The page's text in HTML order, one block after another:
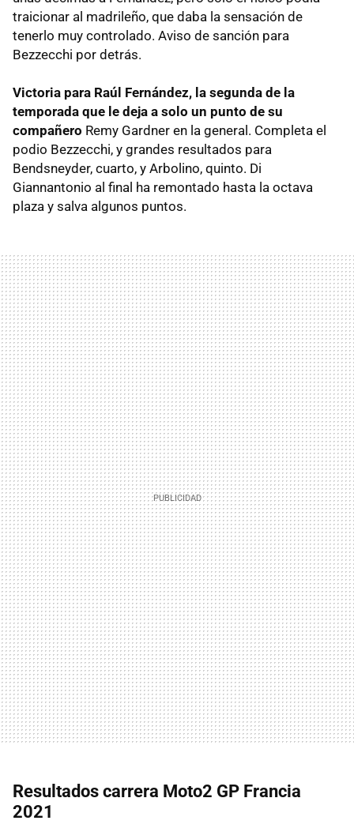
traicionar al madrileño, que daba la sensación de
tenerlo muy controlado. Aviso de sanción para
Bezzecchi por detrás.
Victoria para Raúl Fernández, la segunda de la
temporada que le deja a solo un punto de su
compañero Remy Gardner en la general. Completa el
podio Bezzecchi, y grandes resultados para
Bendsneyder, cuarto, y Arbolino, quinto. Di
Giannantonio al final ha remontado hasta la octava
plaza y salva algunos puntos.
Resultados carrera Moto2 GP Francia
2021